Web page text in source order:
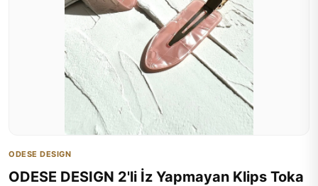
ODESE DESIGN
ODESE DESIGN 2'li İz Yapmayan Klips Toka